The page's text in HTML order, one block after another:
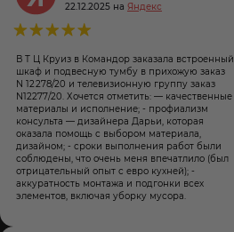
В Т Ц Круиз в Командор заказала встроенный
шкаф и подвесную тумбу в прихожую заказ
N 12 278/20 и телевизионную группу заказ
N12277/20. Хочется отметить: — качественные
материалы и исполнение; - профиализм
консульта — дизайнера Дарьи, которая
оказала помощь с выбором материала,
дизайном; - сроки выполнения работ были
соблюдены, что очень меня впечатлило (был
отрицательный опыт с евро кухней); -
аккуратность монтажа и подгонки всех
элементов, включая уборку мусора.
22.12.2025 на Яндекс